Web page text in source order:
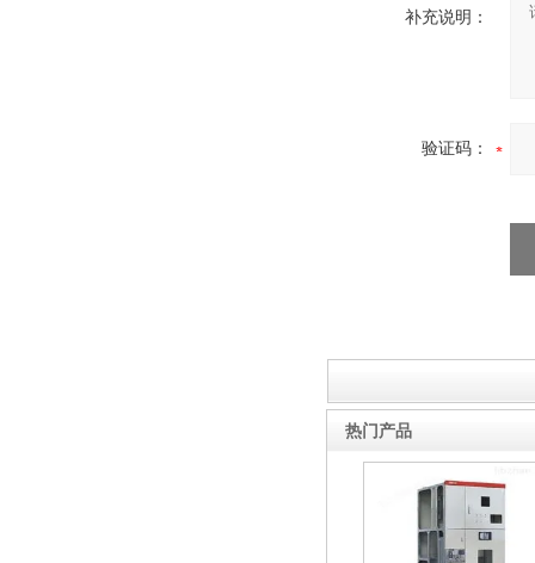
补充说明：
验证码：
热门产品